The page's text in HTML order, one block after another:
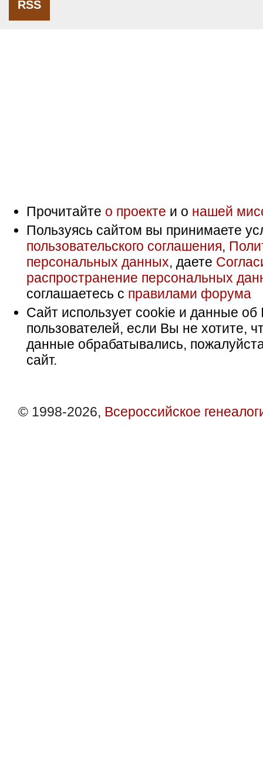
RSS
Прочитайте о проекте и о нашей
Пользуясь сайтом вы принимаете
пользовательского соглашения,
персональных данных, даете
распространение персональных
соглашаетесь с правилами форума
Сайт использует cookie и данные об
пользователей, если Вы не хотите,
данные обрабатывались,
сайт.
© 1998-2026, Всероссийское